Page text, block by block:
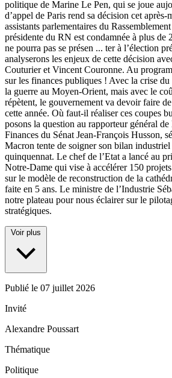
politique de Marine Le Pen, qui se joue
d’appel de Paris rend sa décision cet après-
assistants parlementaires du
présidente du RN est condamnée à plus de
ne pourra pas se présen ... ter à l’élection
analyserons les enjeux de cette décision
Couturier et Vincent Couronne. Au
sur les finances publiques ! Avec la crise du
la guerre au Moyen-Orient, mais avec le
répètent, le gouvernement va devoir faire
cette année. Où faut-il réaliser ces coupes
posons la question au rapporteur général
Finances du Sénat Jean-François Husson,
Macron tente de soigner son bilan
quinquennat. Le chef de l’Etat a lancé au
Notre-Dame qui vise à accélérer 150
sur le modèle de reconstruction de la
faite en 5 ans. Le ministre de l’Industrie
notre plateau pour nous éclairer sur le
stratégiques.
Voir plus
Publié le 07 juillet 2026
Invité
Alexandre Poussart
Thématique
Politique